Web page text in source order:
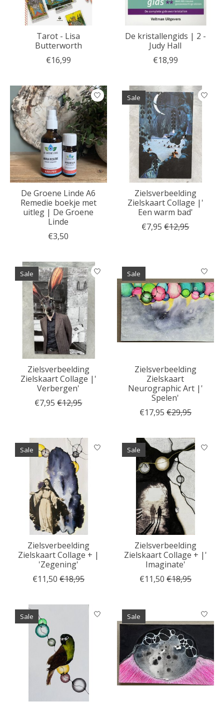
Tarot - Lisa
Butterworth
€16,99
De kristallengids | 2 -
Judy Hall
€18,99
De Groene Linde A6
Remedie boekje met
uitleg | De Groene
Linde
€3,50
Sale
Zielsverbeelding
Zielskaart Collage |'
Een warm bad'
€7,95 €12,95
Sale
Zielsverbeelding
Zielskaart Collage |'
Verbergen'
€7,95 €12,95
Sale
Zielsverbeelding
Zielskaart
Neurographic Art |'
Spelen'
€17,95 €29,95
Sale
Zielsverbeelding
Zielskaart Collage + |
'Zegening'
€11,50 €18,95
Sale
Zielsverbeelding
Zielskaart Collage + |'
Imaginate'
€11,50 €18,95
Sale Sale